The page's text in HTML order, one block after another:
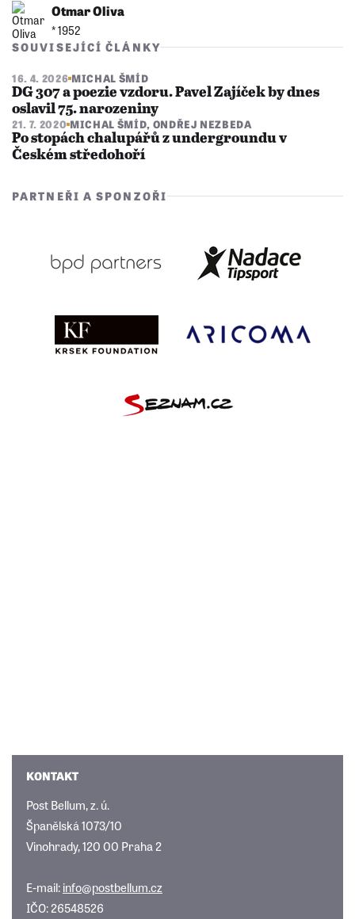
Otmar Oliva
* 1952
SOUVISEJÍCÍ ČLÁNKY
16. 4. 2026 MICHAL ŠMÍD
DG 307 a poezie vzdoru. Pavel Zajíček by dnes
oslavil 75. narozeniny
21. 7. 2020 MICHAL ŠMÍD, ONDŘEJ NEZBEDA
Po stopách chalupářů z undergroundu v
Českém středohoří
PARTNEŘI A SPONZOŘI
KONTAKT
Post Bellum, z. ú.
Španělská 1073/10
Vinohrady, 120 00 Praha 2
E-mail:info@postbellum.cz
IČO: 26548526